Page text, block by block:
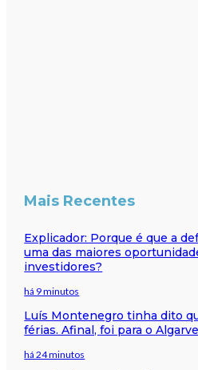
Mais Recentes
Explicador: Porque é que a
uma das maiores
investidores?
há 9 minutos
Luís Montenegro tinha dito
férias. Afinal, foi para o Algarve
há 24 minutos